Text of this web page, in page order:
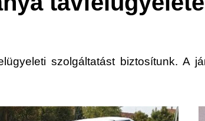
szolgáltatást biztosítunk. A